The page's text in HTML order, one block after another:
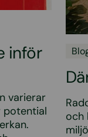
inför
varierar
potential
och